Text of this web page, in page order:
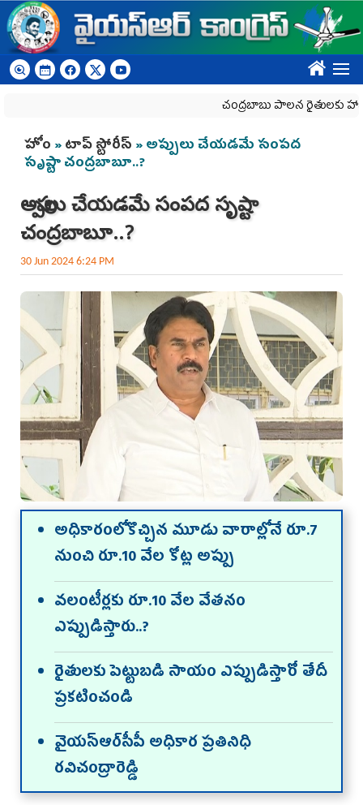
Skip to main content
????
చంద్రబాబు పాలన రైతులకు హానికరం
You are here
హోం »టాప్ స్టోరీస్ » అప్పులు చేయ‌డ‌మే సంప‌ద
సృష్టా చంద్ర‌బాబూ..?
అప్పులు చేయ‌డ‌మే సంప‌ద సృష్టా
చంద్ర‌బాబూ..?
30 Jun 2024 6:24 PM
అధికారంలోకొచ్చిన మూడు వారాల్లోనే రూ.7
నుంచి రూ.10 వేల కోట్ల అప్పు
వ‌లంటీర్ల‌కు రూ.10 వేల వేత‌నం
ఎప్పుడిస్తారు..?
రైతుల‌కు పెట్టుబ‌డి సాయం ఎప్పుడిస్తారో తేదీ
ప్ర‌క‌టించండి
వైయ‌స్‌ఆర్‌సీపీ అధికార ప్రతినిధి
రవిచంద్రారెడ్డి